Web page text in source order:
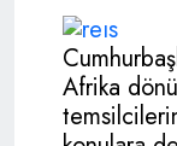
Afrika